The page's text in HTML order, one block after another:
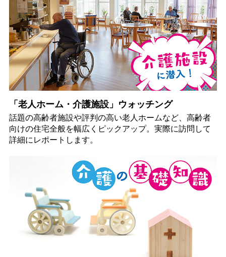
「老人ホーム・介護施設」ウォッチング
話題の高齢者施設や評判の高い老人ホームなど、高齢者
向けの住宅全般を幅広くピックアップ。実際に訪問して
詳細にレポートします。